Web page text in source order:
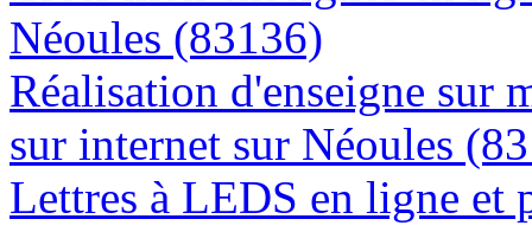
Néoules (83136)
Réalisation d'enseigne sur
sur internet sur Néoules
Lettres à LEDS en ligne et